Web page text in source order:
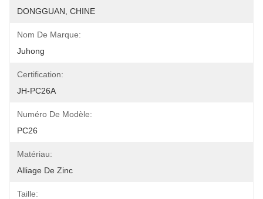
DONGGUAN, CHINE
Nom De Marque:
Juhong
Certification:
JH-PC26A
Numéro De Modèle:
PC26
Matériau:
Alliage De Zinc
Taille: